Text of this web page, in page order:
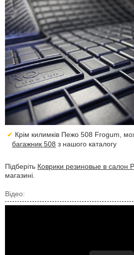
Крім килимків Пежо 508 Frogum,
багажник 508 з нашого каталогу
Підберіть Коврики резиновые в салон
магазині.
Відео: